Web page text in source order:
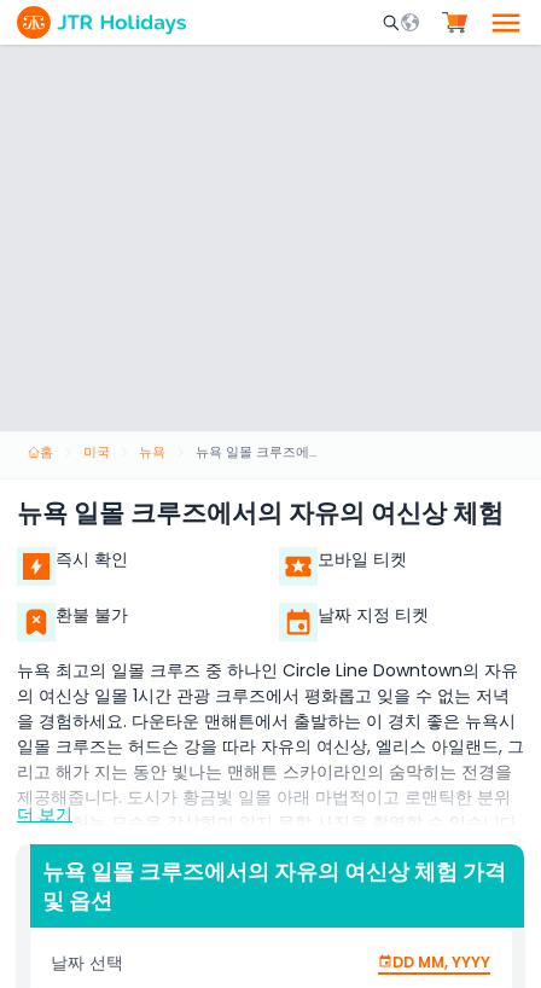
Mobile Search
홈 미국 뉴욕 뉴욕 일몰 크루즈에서의 자유의 여신상 체험
뉴욕 일몰 크루즈에서의 자유의 여신상 체험
즉시 확인 모바일 티켓
환불 불가 날짜 지정 티켓
뉴욕 최고의 일몰 크루즈 중 하나인 Circle Line Downtown의 자유
의 여신상 일몰 1시간 관광 크루즈에서 평화롭고 잊을 수 없는 저녁
을 경험하세요. 다운타운 맨해튼에서 출발하는 이 경치 좋은 뉴욕시
일몰 크루즈는 허드슨 강을 따라 자유의 여신상, 엘리스 아일랜드, 그
리고 해가 지는 동안 빛나는 맨해튼 스카이라인의 숨막히는 전경을
제공해줍니다. 도시가 황금빛 일몰 아래 마법적이고 로맨틱한 분위
기로 변하는 모습을 감상하며 잊지 못할 사진을 촬영할 수 있습니다.
1시간 크루즈 동안 일몰과 함께 자유의 여신상 근처를 항해하며 상징
적이고 감탄을 자아내는 완벽한 순간을 경험하세요. 브루클린 브리
지, 원 월드 트레이드 센터, 엠파이어 스테이트 빌딩 등 도시의 랜드
마크도 황혼 하늘 아래 반짝이는 도시 불빛과 함께 감상할 수 있습니
다. 쾌적한 실내 및 야외 좌석을 갖춘 크루즈는 모든 날씨에 편안한
경험을 제공합니다. 뉴욕시 최고의 관광 명소를 찾는 방문객이나 평
더 보기
뉴욕 일몰 크루즈에서의 자유의 여신상 체험 가격
및 옵션
날짜 선택 DD MM, YYYY